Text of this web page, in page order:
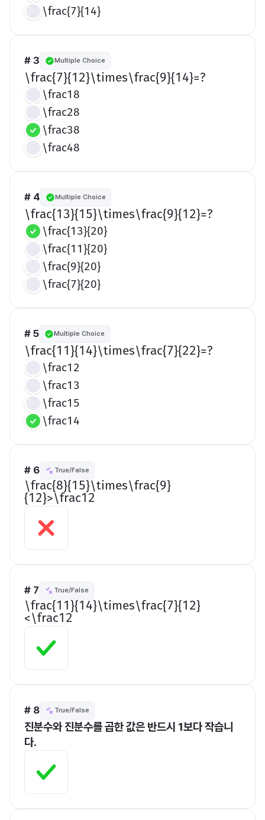
\frac{7}{14}
# 3 Multiple Choice
​\frac{7}{12}\times\frac{9}{14}=?​
\frac18
\frac28
\frac38
\frac48
# 4 Multiple Choice
​\frac{13}{15}\times\frac{9}{12}=?​
\frac{13}{20}
\frac{11}{20}
\frac{9}{20}
\frac{7}{20}
# 5 Multiple Choice
​\frac{11}{14}\times\frac{7}{22}=?​
\frac12
\frac13
\frac15
\frac14
# 6 True/False
​\frac{8}{15}\times\frac{9}
{12}>\frac12​
# 7 True/False
​\frac{11}{14}\times\frac{7}{12}
<\frac12​
# 8 True/False
진분수와 진분수를 곱한 값은 반드시 1보다 작습니
다.